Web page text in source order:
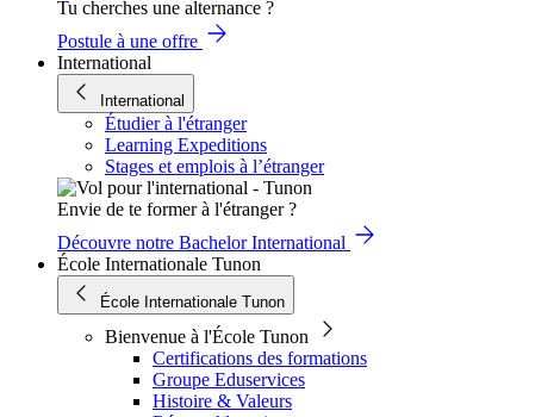
Tu cherches une alternance ?
Postule à une offre
International
International
Étudier à l'étranger
Learning Expeditions
Stages et emplois à l’étranger
Envie de te former à l'étranger ?
Découvre notre Bachelor International
École Internationale Tunon
École Internationale Tunon
Bienvenue à l'École Tunon
Certifications des formations
Groupe Eduservices
Histoire & Valeurs